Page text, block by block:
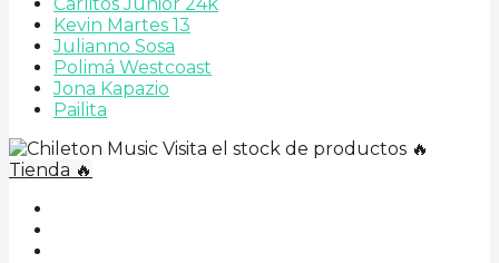
Kevin Martes 13
Julianno Sosa
Polimá Westcoast
Jona Kapazio
Pailita
Visita el stock de productos 🔥
Tienda 🔥